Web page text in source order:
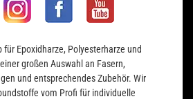
für Epoxidharze, Polyesterharze und
großen Auswahl an Fasern,
und entsprechendes Zubehör. Wir
vom Profi für individuelle